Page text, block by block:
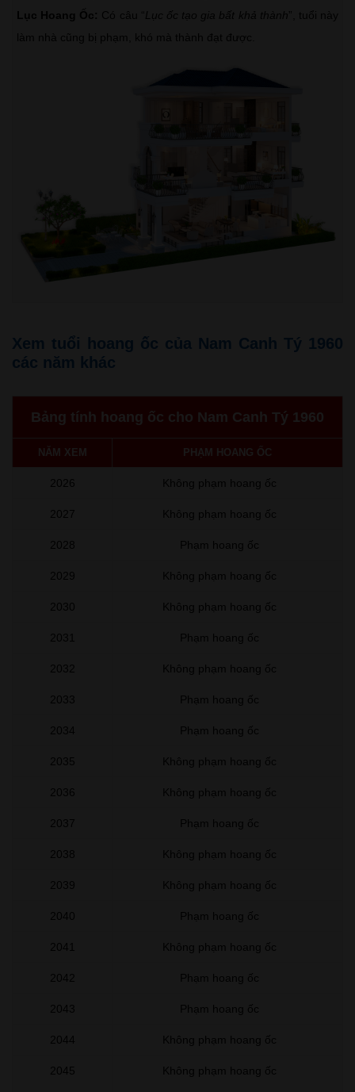
Lục Hoang Ốc: Có câu “Lục ốc tạo gia bất khả thành ”, tuổi này
làm nhà cũng bị phạm, khó mà thành đạt được.
Xem tuổi hoang ốc của Nam Canh Tý 1960
các năm khác
Bảng tính hoang ốc cho Nam Canh Tý 1960
NĂM XEM PHẠM HOANG ỐC
2026 Không phạm hoang ốc
2027 Không phạm hoang ốc
2028 Phạm hoang ốc
2029 Không phạm hoang ốc
2030 Không phạm hoang ốc
2031 Phạm hoang ốc
2032 Không phạm hoang ốc
2033 Phạm hoang ốc
2034 Phạm hoang ốc
2035 Không phạm hoang ốc
2036 Không phạm hoang ốc
2037 Phạm hoang ốc
2038 Không phạm hoang ốc
2039 Không phạm hoang ốc
2040 Phạm hoang ốc
2041 Không phạm hoang ốc
2042 Phạm hoang ốc
2043 Phạm hoang ốc
2044 Không phạm hoang ốc
2045 Không phạm hoang ốc